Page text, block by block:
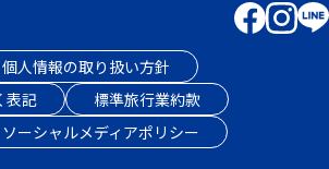
個人情報の取り扱い方針
表記
標準旅行業約款
ソーシャルメディアポリシー